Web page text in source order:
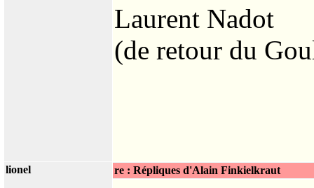
Laurent Nadot
(de retour du
lionel re : Répliques d'Alain Finkielkraut